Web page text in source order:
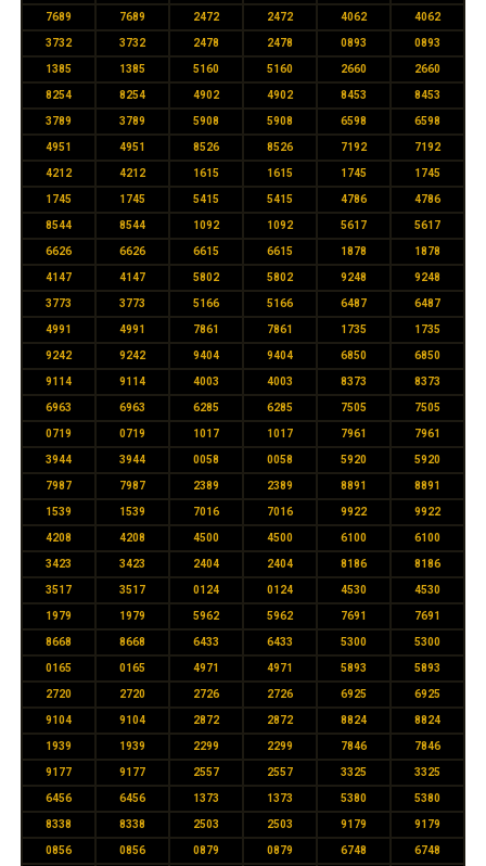
7689 7689 2472 2472 4062 4062
3732 3732 2478 2478 0893 0893
1385 1385 5160 5160 2660 2660
8254 8254 4902 4902 8453 8453
3789 3789 5908 5908 6598 6598
4951 4951 8526 8526 7192 7192
4212 4212 1615 1615 1745 1745
1745 1745 5415 5415 4786 4786
8544 8544 1092 1092 5617 5617
6626 6626 6615 6615 1878 1878
4147 4147 5802 5802 9248 9248
3773 3773 5166 5166 6487 6487
4991 4991 7861 7861 1735 1735
9242 9242 9404 9404 6850 6850
9114 9114 4003 4003 8373 8373
6963 6963 6285 6285 7505 7505
0719 0719 1017 1017 7961 7961
3944 3944 0058 0058 5920 5920
7987 7987 2389 2389 8891 8891
1539 1539 7016 7016 9922 9922
4208 4208 4500 4500 6100 6100
3423 3423 2404 2404 8186 8186
3517 3517 0124 0124 4530 4530
1979 1979 5962 5962 7691 7691
8668 8668 6433 6433 5300 5300
0165 0165 4971 4971 5893 5893
2720 2720 2726 2726 6925 6925
9104 9104 2872 2872 8824 8824
1939 1939 2299 2299 7846 7846
9177 9177 2557 2557 3325 3325
6456 6456 1373 1373 5380 5380
8338 8338 2503 2503 9179 9179
0856 0856 0879 0879 6748 6748